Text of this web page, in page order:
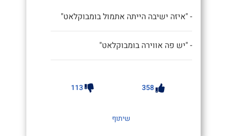
- "איזה ישיבה הייתה אתמול בומבוקלאט"
- "יש פה אווירה בומבוקלאט"
358
113
שיתוף